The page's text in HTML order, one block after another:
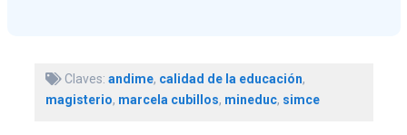
Claves: andime, calidad de la educación,
magisterio, marcela cubillos, mineduc, simce